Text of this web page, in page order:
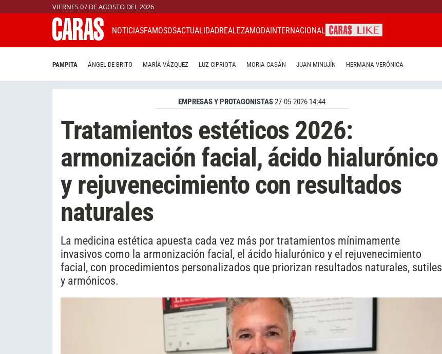
VIERNES 07 DE AGOSTO DEL 2026
NOTICIASFAMOSOSACTUALIDADREALEZAMODAINTERNACIONAL
PAMPITA ÁNGEL DE BRITO MARÍA VÁZQUEZ LUZ CIPRIOTA MORIA CASÁN JUAN MINUJÍN HERMANA VERÓNICA
EMPRESAS Y PROTAGONISTAS27-05-2026 14:44
Tratamientos estéticos 2026:
armonización facial, ácido hialurónico
y rejuvenecimiento con resultados
naturales
La medicina estética apuesta cada vez más por tratamientos mínimamente
invasivos como la armonización facial, el ácido hialurónico y el rejuvenecimiento
facial, con procedimientos personalizados que priorizan resultados naturales, sutiles
y armónicos.